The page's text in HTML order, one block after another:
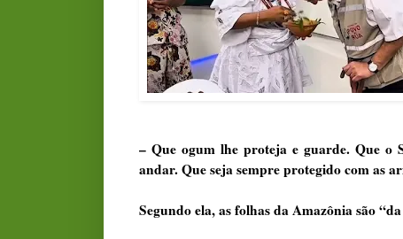
– Que ogum lhe proteja e guarde. Que o
andar. Que seja sempre protegido com as
Segundo ela, as folhas da Amazônia são